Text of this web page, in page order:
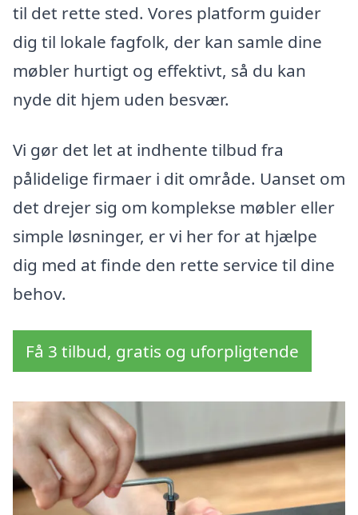
til det rette sted. Vores platform guider
dig til lokale fagfolk, der kan samle dine
møbler hurtigt og effektivt, så du kan
nyde dit hjem uden besvær.
Vi gør det let at indhente tilbud fra
pålidelige firmaer i dit område. Uanset om
det drejer sig om komplekse møbler eller
simple løsninger, er vi her for at hjælpe
dig med at finde den rette service til dine
behov.
Få 3 tilbud, gratis og uforpligtende